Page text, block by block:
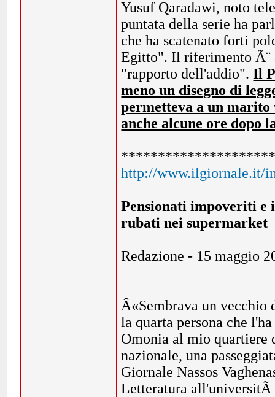
Yusuf Qaradawi, noto
puntata della serie ha
che ha scatenato forti
Egitto". Il riferimento Ã¨
"rapporto dell'addio".Il
meno un disegno di
permetteva a un marito
anche alcune ore dopo
http://www.ilgiornale.it/
Pensionati impoveriti
rubati nei supermarket
Redazione - 15 maggio
Â«Sembrava un vecchio
la quarta persona che
Omonia al mio quartiere
nazionale, una
Giornale Nassos
Letteratura all'universitÃ